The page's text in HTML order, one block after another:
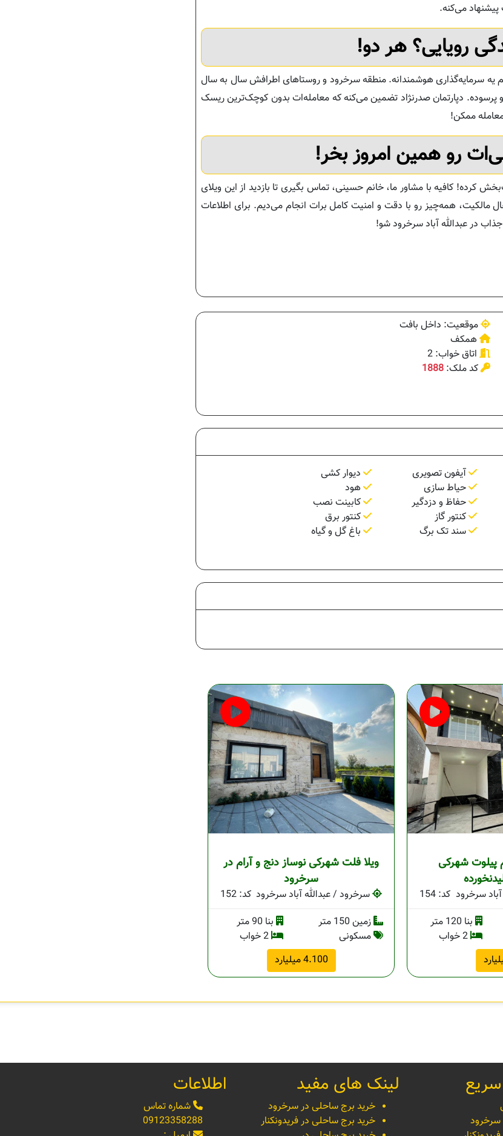
رویایی؟ هر دو!
هم یه سرمایه‌گذاری هوشمندانه. منطقه سرخرود و روستاهای اطرافش سال به سال
پرسوده. دپارتمان صدرنژاد تضمین می‌کنه که معامله‌ات بدون کوچک‌ترین ریسک
ممکن!
رو همین امروز بخر!
کرده! کافیه با مشاور ما، خانم حسینی، تماس بگیری تا بازدید از این ویلای
مالکیت، همه‌چیز رو با دقت و امنیت کامل برات انجام می‌دیم. برای اطلاعات
در عبدالله آباد سرخرود شو!
موقعیت: داخل بافت
همکف
اتاق خواب: 2
کد ملک: 1888
آیفون تصویری
دیوار کشی
حیاط سازی
هود
حفاظ و دزدگیر
کابینت نصب
کنتور گاز
کنتور برق
سند تک برگ
باغ گل و گیاه
پیلوت شهرکی
سرخرود کد: 154
بنا 120 متر
2 خواب
ویلا فلت شهرکی نوساز دنج و آرام در
سرخرود
سرخرود / عبدالله آباد سرخرود کد: 152
زمین 150 متر
بنا 90 متر
مسکونی
2 خواب
4.100 میلیارد
سرخرود
لینک های مفید
خرید برج ساحلی در سرخرود
خرید برج ساحلی در فریدونکنار
اطلاعات
شماره تماس
09123358288